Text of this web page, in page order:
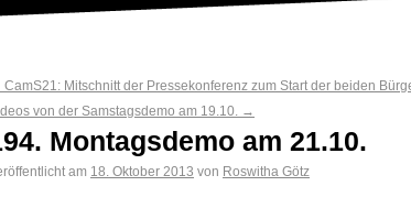
CamS21: Mitschnitt der Pressekonferenz zum Start der beiden
von der Samstagsdemo am 19.10.
→
Montagsdemo am 21.10.
am 18. Oktober 2013 von Roswitha Götz